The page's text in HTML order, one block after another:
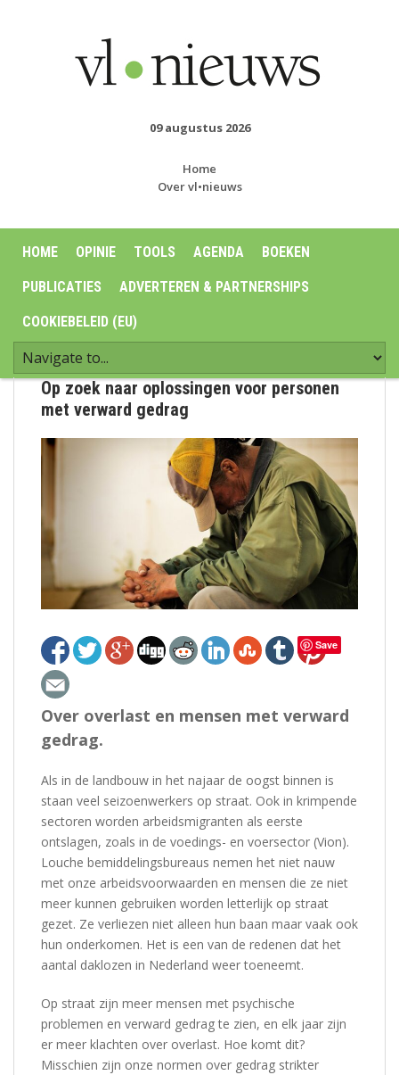
09 augustus 2026
Home
Over vl•nieuws
HOME OPINIE TOOLS AGENDA BOEKEN
PUBLICATIES ADVERTEREN & PARTNERSHIPS
COOKIEBELEID (EU)
Op zoek naar oplossingen voor personen
met verward gedrag
Save
Over overlast en mensen met verward
gedrag.
Als in de landbouw in het najaar de oogst binnen is
staan veel seizoenwerkers op straat. Ook in krimpende
sectoren worden arbeidsmigranten als eerste
ontslagen, zoals in de voedings- en voersector (Vion).
Louche bemiddelingsbureaus nemen het niet nauw
met onze arbeidsvoorwaarden en mensen die ze niet
meer kunnen gebruiken worden letterlijk op straat
gezet. Ze verliezen niet alleen hun baan maar vaak ook
hun onderkomen. Het is een van de redenen dat het
aantal daklozen in Nederland weer toeneemt.
Op straat zijn meer mensen met psychische
problemen en verward gedrag te zien, en elk jaar zijn
er meer klachten over overlast. Hoe komt dit?
Misschien zijn onze normen over gedrag strikter